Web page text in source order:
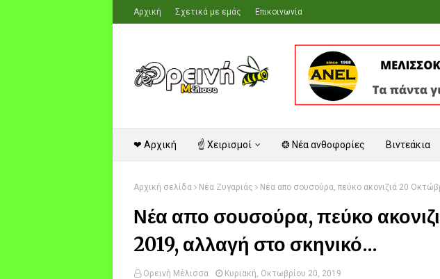
Αρχική Σχετικά με εμάς Επικοινωνία
❤ Αρχική ☝ Χειρισμοί ❂ Νέα ανθοφορίες Βιντεάκια
Αρχική σελίδα Νέα Ζυγαριάς Νέα απο σουσούρα, πεύκο ακονιζιά 20
Νέα απο σουσούρα, πεύκο
2019, αλλαγή στο σκηνικό...
Ορεινή Μέλισσα Κυριακή, Οκτωβρίου 20, 2019